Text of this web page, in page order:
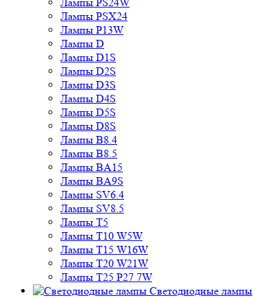
Лампы PSX24
Лампы P13W
Лампы D
Лампы D1S
Лампы D2S
Лампы D3S
Лампы D4S
Лампы D5S
Лампы D8S
Лампы B8.4
Лампы B8.5
Лампы BA15
Лампы BA9S
Лампы SV6.4
Лампы SV8.5
Лампы T5
Лампы T10 W5W
Лампы T15 W16W
Лампы T20 W21W
Лампы T25 P27 7W
Светодиодные лампы